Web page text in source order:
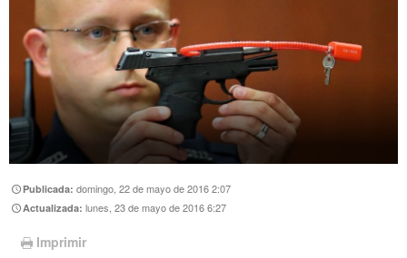
Publicada:domingo, 22 de mayo de 2016 2:07
Actualizada:lunes, 23 de mayo de 2016 6:27
Imprimir